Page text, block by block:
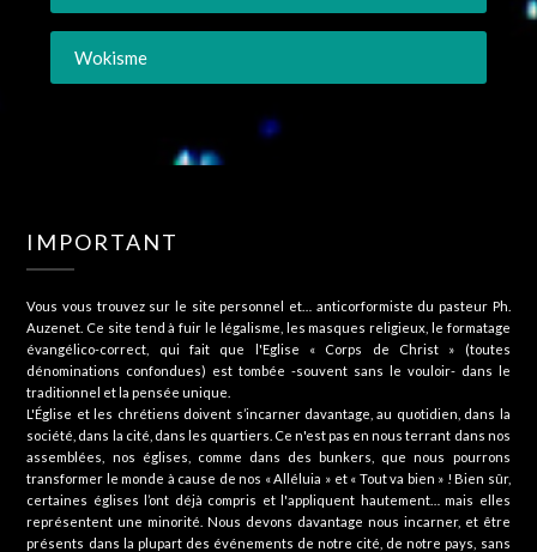
Wokisme
IMPORTANT
Vous vous trouvez sur le site personnel et… anticorformiste du pasteur Ph.
Auzenet. Ce site tend à fuir le légalisme, les masques religieux, le formatage
évangélico-correct, qui fait que l'Eglise « Corps de Christ » (toutes
dénominations confondues) est tombée -souvent sans le vouloir- dans le
traditionnel et la pensée unique.
L'Église et les chrétiens doivent s’incarner davantage, au quotidien, dans la
société, dans la cité, dans les quartiers. Ce n'est pas en nous terrant dans nos
assemblées, nos églises, comme dans des bunkers, que nous pourrons
transformer le monde à cause de nos « Alléluia » et « Tout va bien » ! Bien sûr,
certaines églises l’ont déjà compris et l'appliquent hautement… mais elles
représentent une minorité. Nous devons davantage nous incarner, et être
présents dans la plupart des événements de notre cité, de notre pays, sans